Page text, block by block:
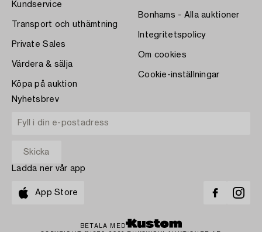
Kundservice
Transport och uthämtning
Private Sales
Värdera & sälja
Köpa på auktion
Bonhams - Alla auktioner
Integritetspolicy
Om cookies
Cookie-inställningar
Nyhetsbrev
Ladda ner vår app
App Store
BETALA MED